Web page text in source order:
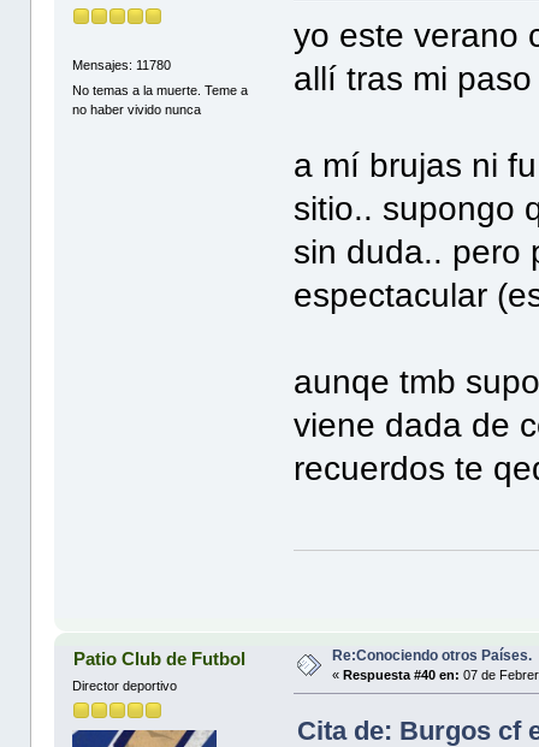
Mensajes: 11780
No temas a la muerte. Teme a
no haber vivido nunca
yo este verano
allí tras mi
a mí brujas ni
sitio.. supongo
sin duda.. pero
espectacular
aunqe tmb
viene dada de
recuerdos te
Patio Club de Futbol
Director deportivo
Re:Conociendo otros Países.
«Respuesta #40 en: 07 de
Cita de: Burgos cf